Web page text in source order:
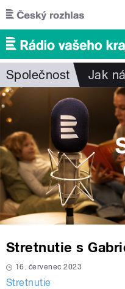
Přejít k hlavnímu obsahu
Společnost Jak
Stretnutie s
16. červenec 2023
Stretnutie